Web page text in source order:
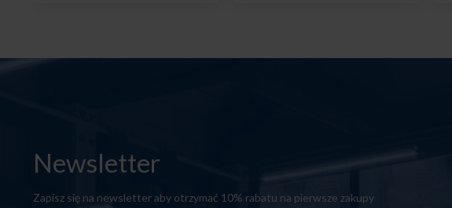
Newsletter
Zapisz się na newsletter aby otrzymać 10% rabatu na pierwsze zakupy